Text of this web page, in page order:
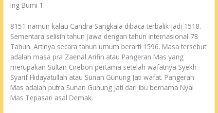
Ing Bumi 1
8151 namun kalau Candra Sangkala dibaca terbalik jadi 1518.
Sementara selisih tahun Jawa dengan tahun internasional 78
Tahun. Artinya secara tahun umum berarti 1596. Masa tersebut
adalah masa pra Zaenal Arifin atau Pangeran Mas yang
merupakan Sultan Cirebon pertama setelah wafatnya Syekh
Syarif Hidayatullah atau Sunan Gunung Jati wafat. Pangeran
Mas adalah putra Sunan Gunung Jati dari ibu bernama Nyai
Mas Tepasari asal Demak.